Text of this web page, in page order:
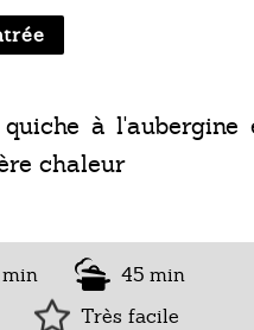
à l'aubergine
chaleur
min
45 min
Très facile